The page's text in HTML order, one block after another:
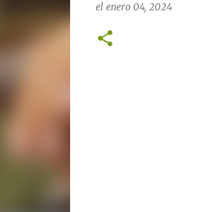
el enero 04, 2024